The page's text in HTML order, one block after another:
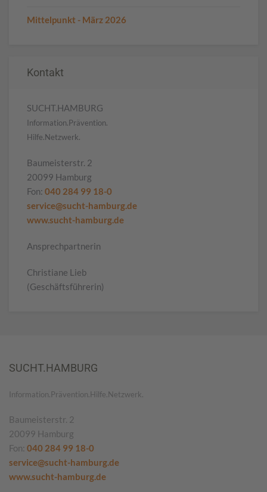
Mittelpunkt - März 2026
Kontakt
SUCHT.HAMBURG
Information.Prävention.
Hilfe.Netzwerk.
Baumeisterstr. 2
20099 Hamburg
Fon: 040 284 99 18-0
service@sucht-hamburg.de
www.sucht-hamburg.de
Ansprechpartnerin
Christiane Lieb
(Geschäftsführerin)
SUCHT.HAMBURG
Information.Prävention.Hilfe.Netzwerk.
Baumeisterstr. 2
20099 Hamburg
Fon: 040 284 99 18-0
service@sucht-hamburg.de
www.sucht-hamburg.de